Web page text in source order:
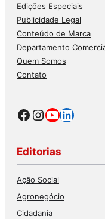
Edições Especiais
Publicidade Legal
Conteúdo de Marca
Departamento
Quem Somos
Contato
Facebook
Instagram
Youtube
Editorias
Ação Social
Agronegócio
Cidadania